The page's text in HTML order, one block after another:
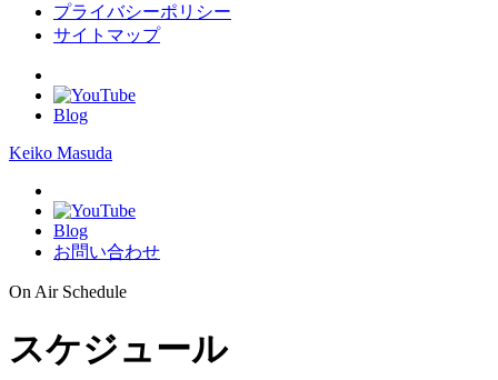
プライバシーポリシー
サイトマップ
Blog
Keiko Masuda
Blog
お問い合わせ
On Air Schedule
スケジュール